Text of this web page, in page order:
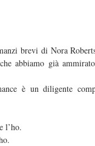
brevi di Nora
abbiamo già
è un diligente
l’ho.